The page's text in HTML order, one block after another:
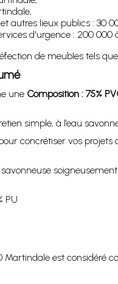
autres lieux publics : 30
d'urgence : 200
de meubles tels
une Composition : 75%
simple, à l’eau
concrétiser vos
PU
est considéré